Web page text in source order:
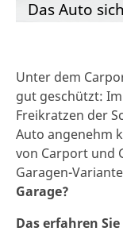
Das Auto
Unter dem
gut geschützt:
Freikratzen der
Auto angenehm
von Carport und
Garagen-
Garage?
Das erfahren